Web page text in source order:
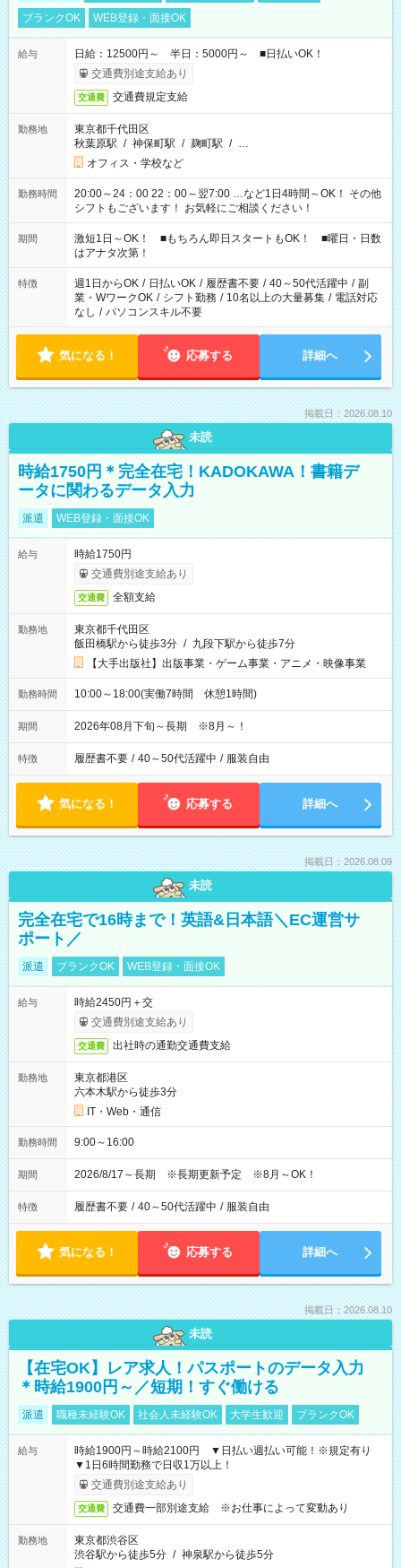
ブランクOK
WEB登録・面接OK
給与
日給：12500円～ 半日：5000円～ ■日払いOK！
交通費別途支給あり
交通費 交通費規定支給
勤務地
東京都千代田区
秋葉原駅 / 神保町駅 / 麹町駅 / …
オフィス・学校など
勤務時間
20:00～24：00 22：00～翌7:00 …など1日4時間～OK！ その他
シフトもございます！ お気軽にご相談ください！
期間
激短1日～OK！ ■もちろん即日スタートもOK！ ■曜日・日数
はアナタ次第！
特徴 週1日からOK / 日払いOK / 履歴書不要 / 40～50代活躍中 / 副
業・WワークOK / シフト勤務 / 10名以上の大量募集 / 電話対応
なし / パソコンスキル不要
気になる！ 応募する 詳細へ
掲載日：2026.08.10
未読
時給1750円＊完全在宅！KADOKAWA！書籍デ
ータに関わるデータ入力
派遣 WEB登録・面接OK
給与
時給1750円
交通費別途支給あり
交通費 全額支給
勤務地
東京都千代田区
飯田橋駅から徒歩3分 / 九段下駅から徒歩7分
【大手出版社】出版事業・ゲーム事業・アニメ・映像事業
勤務時間 10:00～18:00(実働7時間 休憩1時間)
期間 2026年08月下旬～長期 ※8月～！
特徴 履歴書不要 / 40～50代活躍中 / 服装自由
気になる！ 応募する 詳細へ
掲載日：2026.08.09
未読
完全在宅で16時まで！英語&日本語＼EC運営サ
ポート／
派遣 ブランクOK WEB登録・面接OK
給与
時給2450円＋交
交通費別途支給あり
交通費 出社時の通勤交通費支給
勤務地
東京都港区
六本木駅から徒歩3分
IT・Web・通信
勤務時間 9:00～16:00
期間 2026/8/17～長期 ※長期更新予定 ※8月～OK！
特徴 履歴書不要 / 40～50代活躍中 / 服装自由
気になる！ 応募する 詳細へ
掲載日：2026.08.10
未読
【在宅OK】レア求人！パスポートのデータ入力
＊時給1900円～／短期！すぐ働ける
派遣 職種未経験OK 社会人未経験OK 大学生歓迎 ブランクOK
給与
時給1900円～時給2100円 ▼日払い週払い可能！※規定有り
▼1日6時間勤務で日収1万以上！
交通費別途支給あり
交通費 交通費一部別途支給 ※お仕事によって変動あり
勤務地
東京都渋谷区
渋谷駅から徒歩5分 / 神泉駅から徒歩5分